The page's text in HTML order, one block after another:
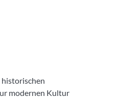
historischen
modernen Kultur